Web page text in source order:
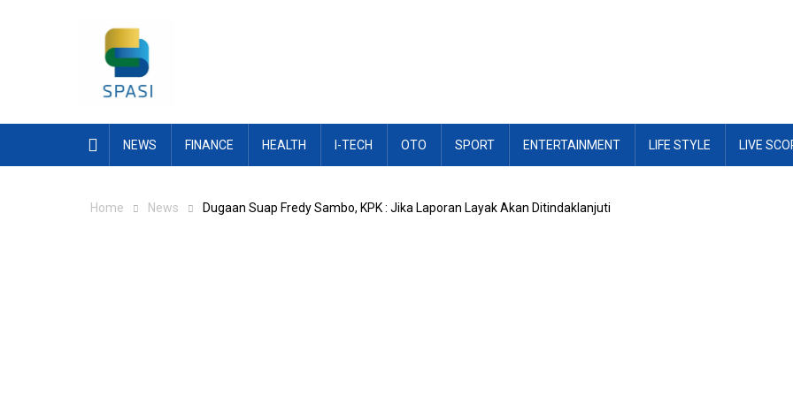
NEWS FINANCE HEALTH I-TECH OTO SPORT ENTERTAINMENT LIFE STYLE LIVE
Home News Dugaan Suap Fredy Sambo, KPK : Jika Laporan Layak Akan Ditindaklanjuti